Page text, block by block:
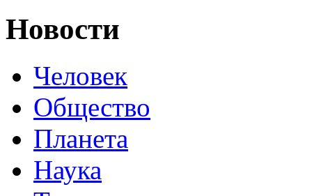
Новости
Человек
Общество
Планета
Наука